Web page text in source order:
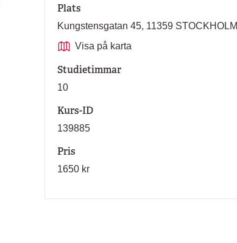
Plats
Kungstensgatan 45, 11359 STOCKHOLM
Visa på karta
Studietimmar
10
Kurs-ID
139885
Pris
1650 kr